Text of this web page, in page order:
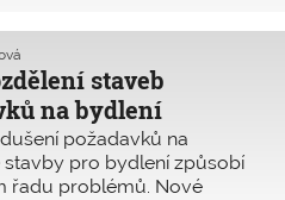
staveb
na bydlení
požadavků na
pro bydlení způsobí
řadu problémů. Nové